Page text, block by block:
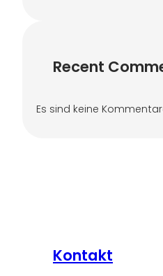
Recent
Es sind keine
Kontakt